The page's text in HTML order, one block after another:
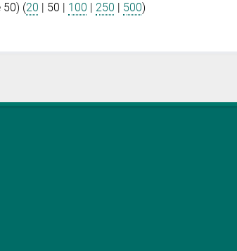
50) (20 50 100 250 500)